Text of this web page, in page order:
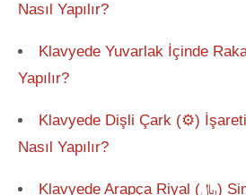
Nasıl Yapılır?
Klavyede Yuvarlak İçinde
Yapılır?
Klavyede Dişli Çark (⚙)
Nasıl Yapılır?
Klavyede Arapça Riyal (﷼) Simgesi-Sembolü-